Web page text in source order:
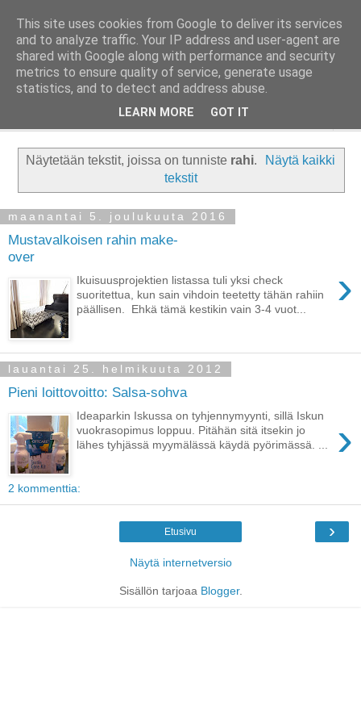
Taloja ja Toiveita
[ Sisustaa ] [ Remontoi ] [ Tuunaa ] [ Haaveilee ] [ Reissaa ]
Näytetään tekstit, joissa on tunniste rahi.
Näytä kaikki
tekstit
maanantai 5. joulukuuta 2016
Mustavalkoisen rahin make-
over
›
Ikuisuusprojektien listassa tuli yksi check
suoritettua, kun sain vihdoin teetetty tähän rahiin
päällisen. Ehkä tämä kestikin vain 3-4 vuot...
lauantai 25. helmikuuta 2012
Pieni loittovoitto: Salsa-sohva
›
Ideaparkin Iskussa on tyhjennymyynti, sillä Iskun
vuokrasopimus loppuu. Pitähän sitä itsekin jo
lähes tyhjässä myymälässä käydä pyörimässä. ...
2 kommenttia:
›
Etusivu
Näytä internetversio
Sisällön tarjoaa Blogger.
This site uses cookies from Google to deliver its services
and to analyze traffic. Your IP address and user-agent are
shared with Google along with performance and security
metrics to ensure quality of service, generate usage
statistics, and to detect and address abuse.
LEARN MORE GOT IT